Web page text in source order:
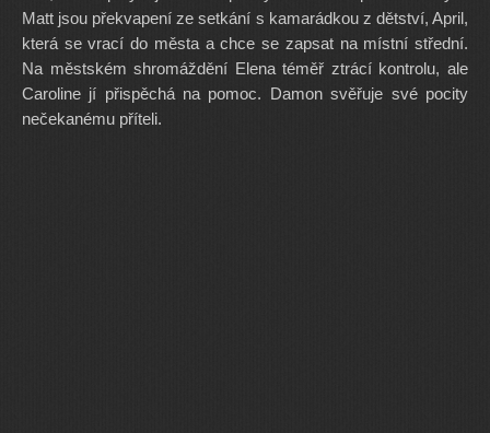
Matt jsou překvapení ze setkání s kamarádkou z dětství, April,
která se vrací do města a chce se zapsat na místní střední.
Na městském shromáždění Elena téměř ztrácí kontrolu, ale
Caroline jí přispěchá na pomoc. Damon svěřuje své pocity
nečekanému příteli.